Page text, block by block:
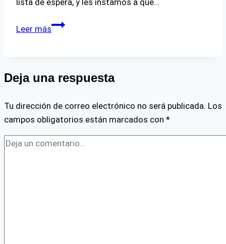
Leer más¡CUPOS
Deja una respuesta
Tu dirección de correo electrónico no será publicada. Los
campos obligatorios están marcados con *